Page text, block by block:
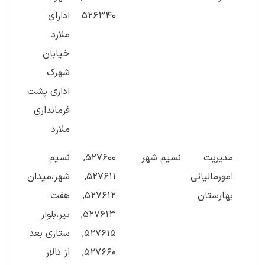
۵۲۶۳۴۰
ادارای
ملارد
خیابان
شهرک
اداری پشت
فرمانداری
ملارد
مدیریت
امورمالیاتی
بهارستان
نسیم شهر
۵۲۷۶۰۰,
۵۲۷۶۱۱,
۵۲۷۶۱۲,
۵۲۷۶۱۳,
۵۲۷۶۱۵,
۵۲۷۶۶۰,
نسیم
شهر،میدان
هفت
تیر،بلوار
ستاری بعد
از تالار